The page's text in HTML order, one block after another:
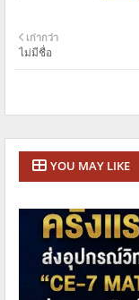
เก่ากว่า
ไม่มีชื่อ
YOU MAY LIKE